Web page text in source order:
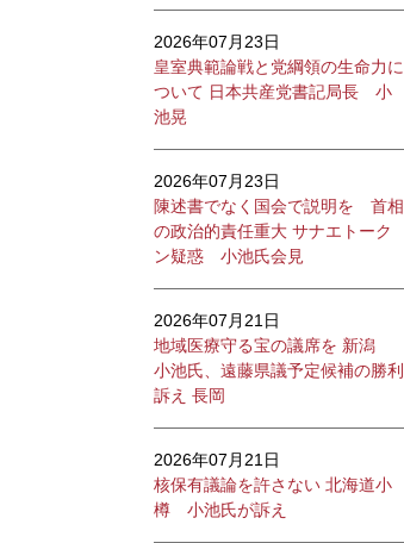
2026年07月23日
皇室典範論戦と党綱領の生命力に
ついて 日本共産党書記局長 小
池晃
2026年07月23日
陳述書でなく国会で説明を 首相
の政治的責任重大 サナエトーク
ン疑惑 小池氏会見
2026年07月21日
地域医療守る宝の議席を 新潟
小池氏、遠藤県議予定候補の勝利
訴え 長岡
2026年07月21日
核保有議論を許さない 北海道小
樽 小池氏が訴え